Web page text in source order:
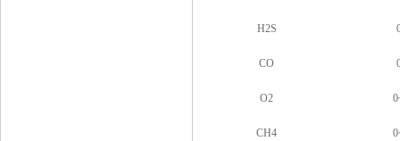
H2S
CO
O2
CH4